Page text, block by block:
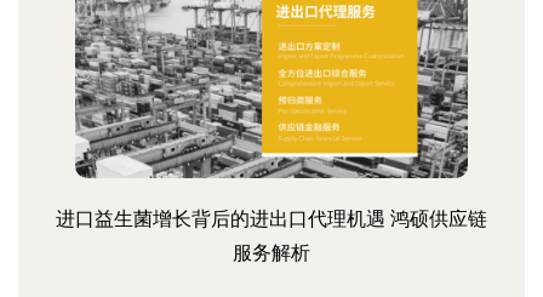
进口益生菌增长背后的进出口代理机遇 鸿硕供应链
服务解析